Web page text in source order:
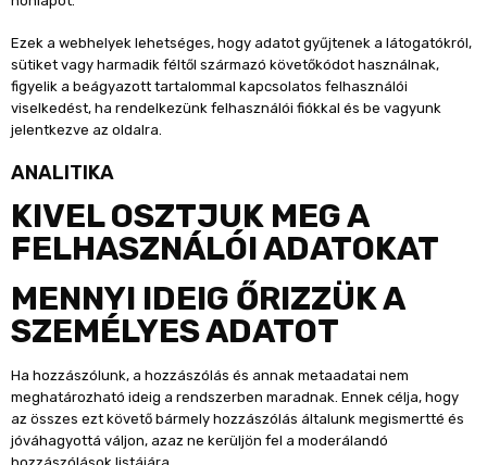
Ezek a webhelyek lehetséges, hogy adatot gyűjtenek a látogatókról,
sütiket vagy harmadik féltől származó követőkódot használnak,
figyelik a beágyazott tartalommal kapcsolatos felhasználói
viselkedést, ha rendelkezünk felhasználói fiókkal és be vagyunk
jelentkezve az oldalra.
ANALITIKA
KIVEL OSZTJUK MEG A
FELHASZNÁLÓI ADATOKAT
MENNYI IDEIG ŐRIZZÜK A
SZEMÉLYES ADATOT
Ha hozzászólunk, a hozzászólás és annak metaadatai nem
meghatározható ideig a rendszerben maradnak. Ennek célja, hogy
az összes ezt követő bármely hozzászólás általunk megismertté és
jóváhagyottá váljon, azaz ne kerüljön fel a moderálandó
hozzászólások listájára.